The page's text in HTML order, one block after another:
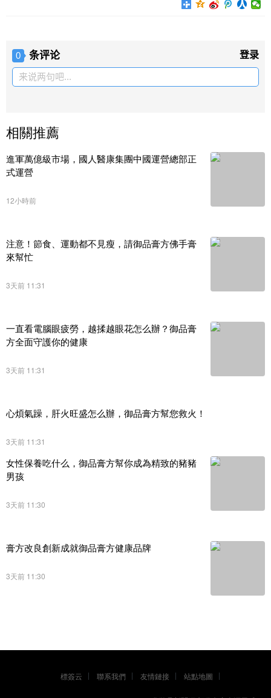
0 条评论 登录
来说两句吧...
相關推薦
進軍萬億級市場，國人醫康集團中國運營總部正
式運營
12小時前
注意！節食、運動都不見瘦，請御品膏方佛手膏
來幫忙
3天前 11:31
一直看電腦眼疲勞，越揉越眼花怎么辦？御品膏
方全面守護你的健康
3天前 11:31
心煩氣躁，肝火旺盛怎么辦，御品膏方幫您救火！
3天前 11:31
女性保養吃什么，御品膏方幫你成為精致的豬豬
男孩
3天前 11:30
膏方改良創新成就御品膏方健康品牌
3天前 11:30
標簽云 聯系我們 友情鏈接 站點地圖